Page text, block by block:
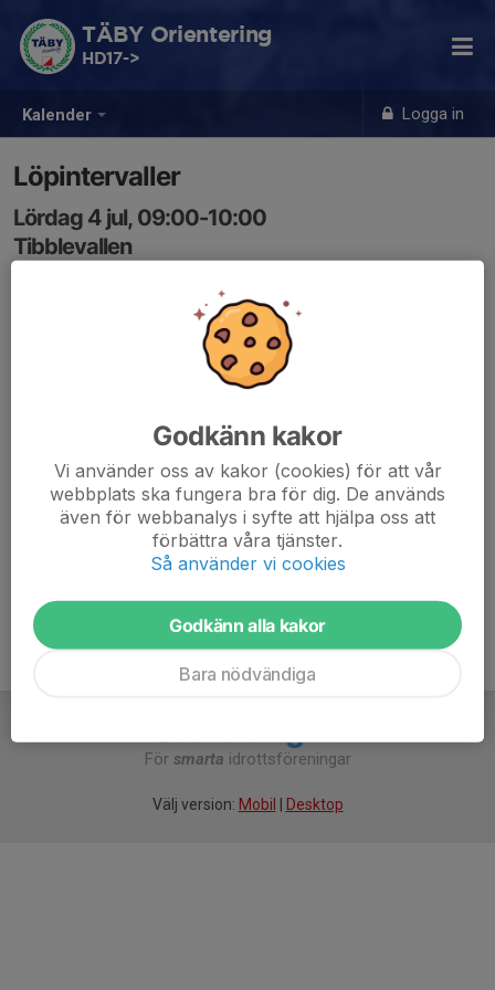
Kalender Logga in
TÄBY Orientering
HD17->
Löpintervaller
Lördag 4 jul, 09:00-10:00
Tibblevallen
Banintervaller på Tibblevallen!
5-8x1000m/1min
#topp302030
För smarta idrottsföreningar
Välj version: Mobil Desktop
Godkänn kakor
Vi använder oss av kakor (cookies) för att vår
webbplats ska fungera bra för dig. De används
även för webbanalys i syfte att hjälpa oss att
förbättra våra tjänster.
Så använder vi cookies
Godkänn alla kakor
Bara nödvändiga